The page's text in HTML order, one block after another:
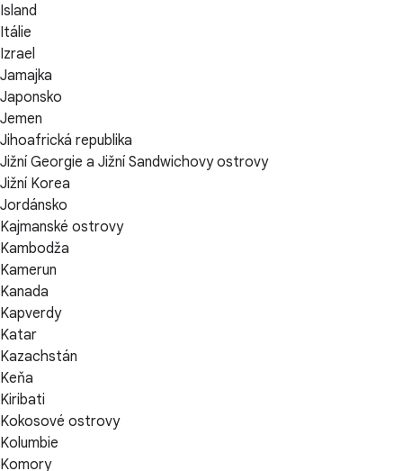
Island
Itálie
Izrael
Jamajka
Japonsko
Jemen
Jihoafrická republika
Jižní Georgie a Jižní Sandwichovy ostrovy
Jižní Korea
Jordánsko
Kajmanské ostrovy
Kambodža
Kamerun
Kanada
Kapverdy
Katar
Kazachstán
Keňa
Kiribati
Kokosové ostrovy
Kolumbie
Komory